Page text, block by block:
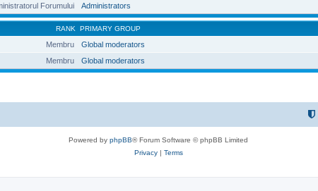
Forumului Administrators
RANK PRIMARY GROUP
Membru Global moderators
Membru
Global moderators
Powered by phpBB® Forum Software © phpBB Limited
Privacy| Terms